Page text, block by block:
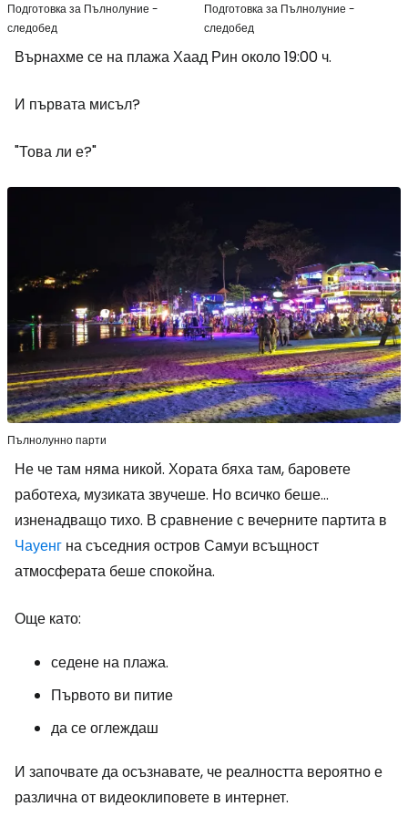
Подготовка за Пълнолуние -
следобед
Подготовка за Пълнолуние -
следобед
Върнахме се на плажа Хаад Рин около 19:00 ч.
И първата мисъл?
"Това ли е?"
Пълнолунно парти
Не че там няма никой. Хората бяха там, баровете
работеха, музиката звучеше. Но всичко беше...
изненадващо тихо. В сравнение с вечерните партита в
Чауенг на съседния остров Самуи всъщност
атмосферата беше спокойна.
Още като:
седене на плажа.
Първото ви питие
да се оглеждаш
И започвате да осъзнавате, че реалността вероятно е
различна от видеоклиповете в интернет.